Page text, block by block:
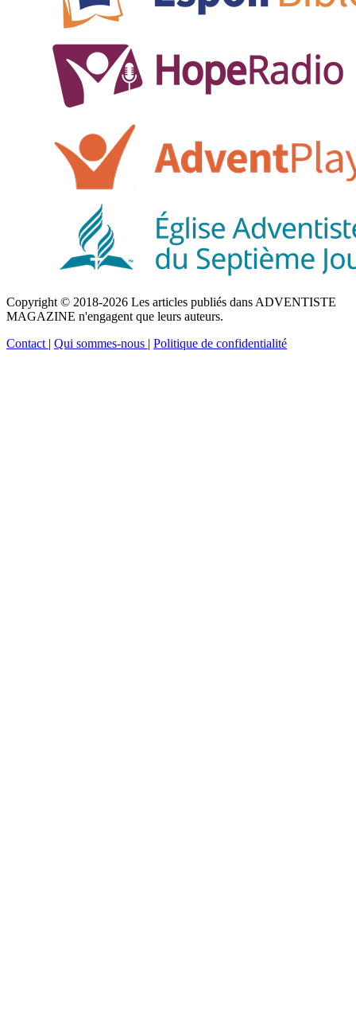
Copyright © 2018-2026 Les articles publiés dans ADVENTISTE
MAGAZINE n'engagent que leurs auteurs.
Contact | Qui sommes-nous | Politique de confidentialité